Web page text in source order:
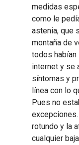
medidas
como le
astenia, que
montaña de
todos
internet y se
síntomas y
línea con lo
Pues no
rotundo y la
cualquier